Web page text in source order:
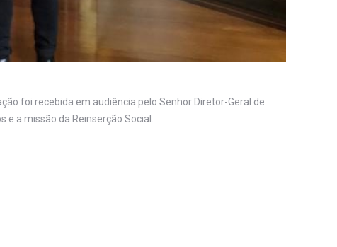
foi recebida em audiência pelo Senhor Diretor-Geral de
a missão da Reinserção Social.